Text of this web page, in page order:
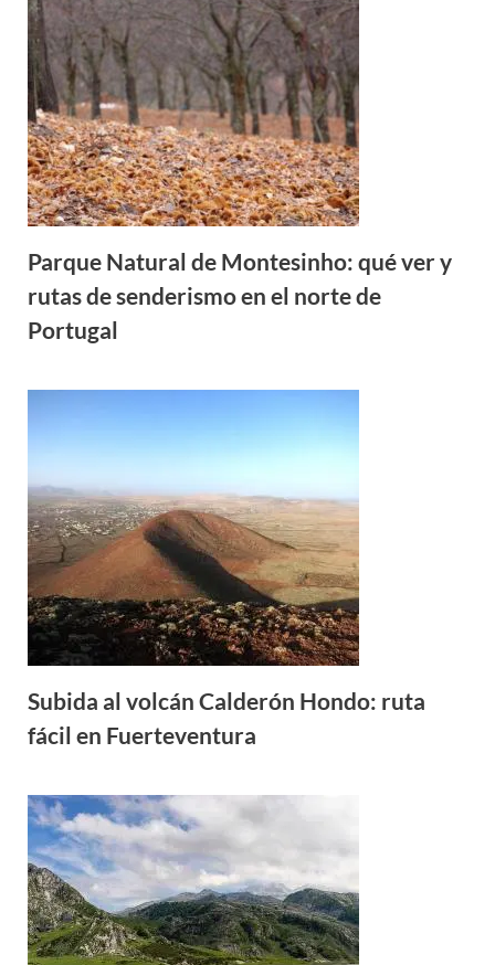
Parque Natural de Montesinho: qué ver y
rutas de senderismo en el norte de
Portugal
Subida al volcán Calderón Hondo: ruta
fácil en Fuerteventura